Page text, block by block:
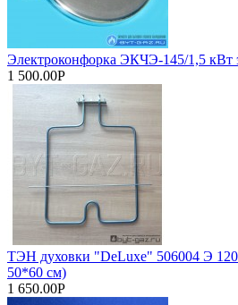
Электроконфорка ЭКЧЭ-145/1,5 кВт
1 500.00Р
ТЭН духовки "DeLuxe" 506004 Э
50*60 см)
1 650.00Р